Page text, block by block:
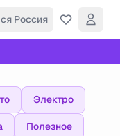
Россия
Электро
Полезное